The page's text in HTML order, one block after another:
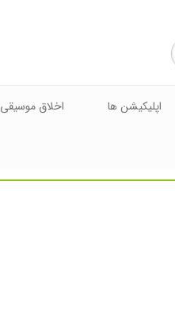
اپلیکیشن ها اخلاق موسیقی